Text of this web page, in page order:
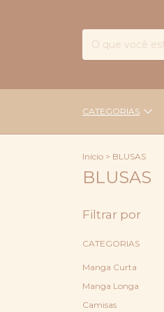
CATEGORIAS
Início > BLUSAS
BLUSAS
Filtrar por
CATEGORIAS
Manga Curta
Manga Longa
Camisas